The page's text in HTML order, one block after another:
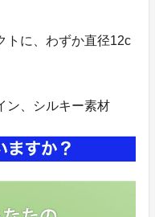
トに、わずか直径12c
ン、シルキー素材